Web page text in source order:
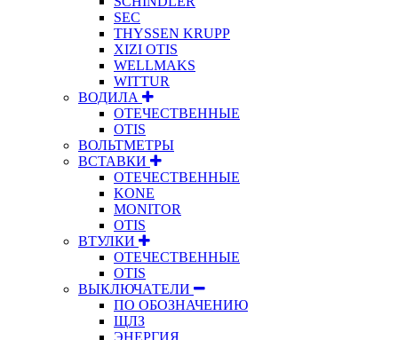
SEC
THYSSEN KRUPP
XIZI OTIS
WELLMAKS
WITTUR
ВОДИЛА
ОТЕЧЕСТВЕННЫЕ
OTIS
ВОЛЬТМЕТРЫ
ВСТАВКИ
ОТЕЧЕСТВЕННЫЕ
KONE
MONITOR
OTIS
ВТУЛКИ
ОТЕЧЕСТВЕННЫЕ
OTIS
ВЫКЛЮЧАТЕЛИ
ПО ОБОЗНАЧЕНИЮ
ЩЛЗ
ЭНЕРГИЯ